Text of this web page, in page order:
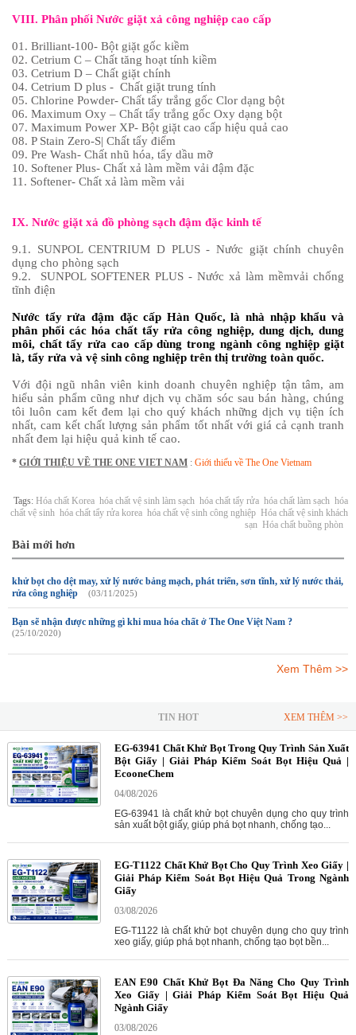
VIII. Phân phối Nước giặt xả công nghiệp cao cấp
01. Brilliant-100- Bột giặt gốc kiềm
02. Cetrium C – Chất tăng hoạt tính kiềm
03. Cetrium D – Chất giặt chính
04. Cetrium D plus - Chất giặt trung tính
05. Chlorine Powder- Chất tẩy trắng gốc Clor dạng bột
06. Maximum Oxy – Chất tẩy trắng gốc Oxy dạng bột
07. Maximum Power XP- Bột giặt cao cấp hiệu quả cao
08. P Stain Zero-S| Chất tẩy điểm
09. Pre Wash- Chất nhũ hóa, tẩy dầu mỡ
10. Softener Plus- Chất xả làm mềm vải đậm đặc
11. Softener- Chất xả làm mềm vải
IX. Nước giặt xả đồ phòng sạch đậm đặc kinh tế
9.1. SUNPOL CENTRIUM D PLUS - Nước giặt chính chuyên
dụng cho phòng sạch
9.2. SUNPOL SOFTENER PLUS - Nước xả làm mềmvải chống
tĩnh điện
Nước tẩy rửa đậm đặc cấp Hàn Quốc, là nhà nhập khẩu và
phân phối các hóa chất tẩy rửa công nghiệp, dung dịch, dung
môi, chất tẩy rửa cao cấp dùng trong ngành công nghiệp giặt
là, tẩy rửa và vệ sinh công nghiệp trên thị trường toàn quốc.
Với đội ngũ nhân viên kinh doanh chuyên nghiệp tận tâm, am
hiểu sản phẩm cũng như dịch vụ chăm sóc sau bán hàng, chúng
tôi luôn cam kết đem lại cho quý khách những dịch vụ tiện ích
nhất, cam kết chất lượng sản phẩm tốt nhất với giá cả cạnh tranh
nhất đem lại hiệu quả kinh tế cao.
* GIỚI THIỆU VỀ THE ONE VIET NAM : Giới thiếu về The One Vietnam
Tags: Hóa chất Korea hóa chất vệ sinh làm sạch hóa chất tẩy rửa hóa chất làm sạch hóa
chất vệ sinh hóa chất tẩy rửa korea hóa chất vệ sinh công nghiệp Hóa chất vệ sinh khách
sạn Hóa chất buồng phòn
Bài mới hơn
khử bọt cho dệt may, xử lý nước bảng mạch, phát triển, sơn tĩnh, xử lý nước thải,
rửa công nghiệp
(03/11/2025)
Bạn sẽ nhận được những gì khi mua hóa chất ở The One Việt Nam ?
(25/10/2020)
Xem Thêm >>
TIN HOT XEM THÊM >>
EG-63941 Chất Khử Bọt Trong Quy Trình Sản Xuất
Bột Giấy | Giải Pháp Kiểm Soát Bọt Hiệu Quả |
EcooneChem
04/08/2026
EG-63941 là chất khử bọt chuyên dụng cho quy trình
sản xuất bột giấy, giúp phá bọt nhanh, chống tạo...
EG-T1122 Chất Khử Bọt Cho Quy Trình Xeo Giấy |
Giải Pháp Kiểm Soát Bọt Hiệu Quả Trong Ngành
Giấy
03/08/2026
EG-T1122 là chất khử bọt chuyên dụng cho quy trình
xeo giấy, giúp phá bọt nhanh, chống tạo bọt bền...
EAN E90 Chất Khử Bọt Đa Năng Cho Quy Trình
Xeo Giấy | Giải Pháp Kiểm Soát Bọt Hiệu Quả
Ngành Giấy
03/08/2026